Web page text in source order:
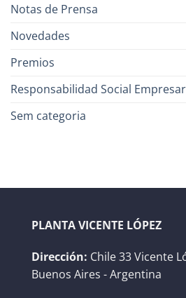
Notas de Prensa
Novedades
Premios
Responsabilidad Social
Sem categoria
PLANTA VICENTE LÓPEZ
Dirección: Chile 33 Vicente
Buenos Aires - Argentina